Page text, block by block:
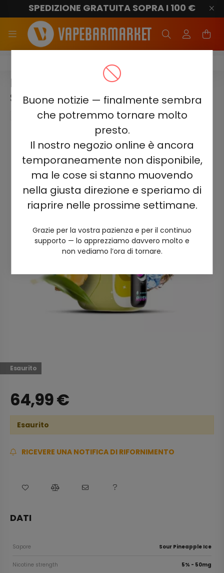
Buone notizie — finalmente sembra
che potremmo tornare molto
presto.
Il nostro negozio online è ancora
temporaneamente non disponibile,
ma le cose si stanno muovendo
nella giusta direzione e speriamo di
riaprire nelle prossime settimane.
Grazie per la vostra pazienza e per il continuo
supporto — lo apprezziamo davvero molto e
non vediamo l’ora di tornare.
SPEDIZIONE GRATUITA SOPRA I 100 €
Elf Bar Lush King Pro 40000
ELF BAR LUSH KING PRO 40000 -
SOUR PINEAPPLE ICE 5%
Esaurito
64,99€
Esaurito
RICEVERE UNA NOTIFICA DI RIFORNIMENTO
DATI
Sapore Sour Pineapple Ice
Nicotine strength 5% - 50mg